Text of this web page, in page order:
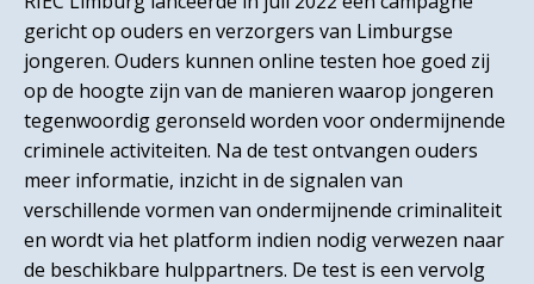
gericht op ouders en verzorgers van Limburgse
jongeren. Ouders kunnen online testen hoe goed zij
op de hoogte zijn van de manieren waarop jongeren
tegenwoordig geronseld worden voor ondermijnende
criminele activiteiten. Na de test ontvangen ouders
meer informatie, inzicht in de signalen van
verschillende vormen van ondermijnende criminaliteit
en wordt via het platform indien nodig verwezen naar
de beschikbare hulppartners. De test is een vervolg